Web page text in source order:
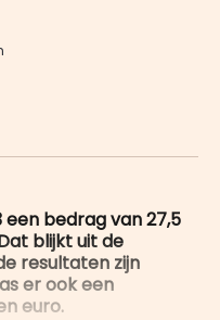
bedrag van 27,5
blijkt uit de
resultaten zijn
er ook een
euro.